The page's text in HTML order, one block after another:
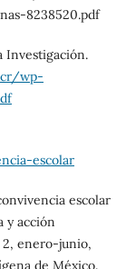
8238520.pdf
Investigación.
wp-
escolar
escolar
y acción
2, enero-junio,
de México.